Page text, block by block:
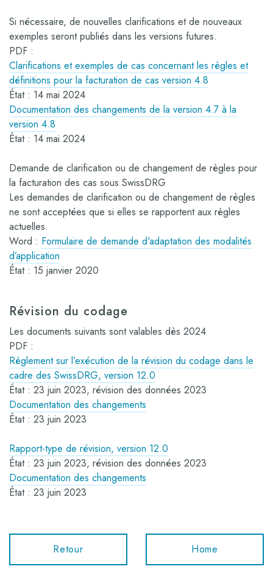
Si nécessaire, de nouvelles clarifications et de nouveaux
exemples seront publiés dans les versions futures.
PDF :
Clarifications et exemples de cas concernant les règles et
définitions pour la facturation de cas version 4.8
État : 14 mai 2024
Documentation des changements de la version 4.7 à la
version 4.8
État : 14 mai 2024
Demande de clarification ou de changement de règles pour
la facturation des cas sous SwissDRG
Les demandes de clarification ou de changement de règles
ne sont acceptées que si elles se rapportent aux règles
actuelles.
Word : Formulaire de demande d'adaptation des modalités
d’application
État : 15 janvier 2020
Révision du codage
Les documents suivants sont valables dès 2024
PDF :
Règlement sur l’exécution de la révision du codage dans le
cadre des SwissDRG, version 12.0
État : 23 juin 2023, révision des données 2023
Documentation des changements
État : 23 juin 2023
Rapport-type de révision, version 12.0
État : 23 juin 2023, révision des données 2023
Documentation des changements
État : 23 juin 2023
Retour Home